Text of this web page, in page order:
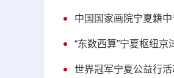
中国国家画院宁夏籍
“东数西算”宁夏枢纽京
世界冠军宁夏公益行